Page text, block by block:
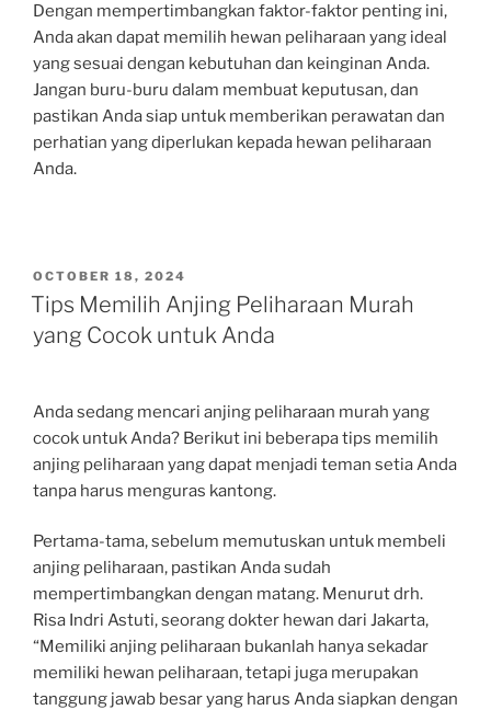
Dengan mempertimbangkan faktor-faktor penting ini,
Anda akan dapat memilih hewan peliharaan yang ideal
yang sesuai dengan kebutuhan dan keinginan Anda.
Jangan buru-buru dalam membuat keputusan, dan
pastikan Anda siap untuk memberikan perawatan dan
perhatian yang diperlukan kepada hewan peliharaan
Anda.
POSTED
ON
OCTOBER 18, 2024
Tips Memilih Anjing Peliharaan Murah
yang Cocok untuk Anda
Anda sedang mencari anjing peliharaan murah yang
cocok untuk Anda? Berikut ini beberapa tips memilih
anjing peliharaan yang dapat menjadi teman setia Anda
tanpa harus menguras kantong.
Pertama-tama, sebelum memutuskan untuk membeli
anjing peliharaan, pastikan Anda sudah
mempertimbangkan dengan matang. Menurut drh.
Risa Indri Astuti, seorang dokter hewan dari Jakarta,
“Memiliki anjing peliharaan bukanlah hanya sekadar
memiliki hewan peliharaan, tetapi juga merupakan
tanggung jawab besar yang harus Anda siapkan dengan